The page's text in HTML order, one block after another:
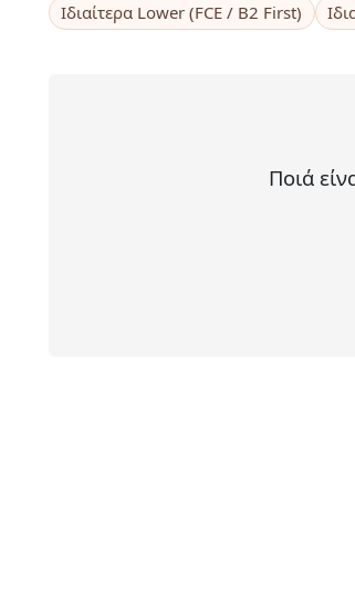
Ιδιαίτερα Lower (FCE / B2 First)
Ποιά